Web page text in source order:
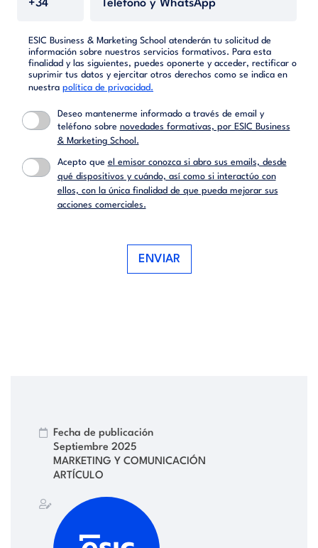
ESIC Business & Marketing School atenderán tu solicitud de
información sobre nuestros servicios formativos. Para esta
finalidad y las siguientes, puedes oponerte y acceder, rectificar o
suprimir tus datos y ejercitar otros derechos como se indica en
nuestra política de privacidad.
Deseo mantenerme informado a través de email y
teléfono sobre novedades formativas, por ESIC Business
& Marketing School.
Acepto que el emisor conozca si abro sus emails, desde
qué dispositivos y cuándo, así como si interactúo con
ellos, con la única finalidad de que pueda mejorar sus
acciones comerciales.
ENVIAR
Fecha de publicación
Septiembre 2025
MARKETING Y COMUNICACIÓN
ARTÍCULO